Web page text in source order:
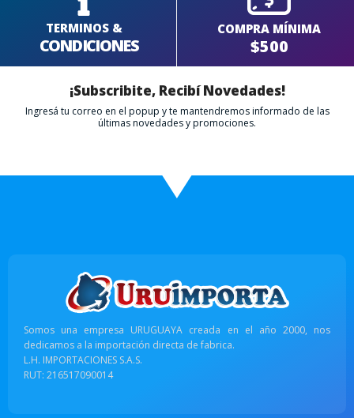
TERMINOS &
CONDICIONES
COMPRA MÍNIMA
$500
¡Subscribite, Recibí Novedades!
Ingresá tu correo en el popup y te mantendremos informado de las
últimas novedades y promociones.
Somos una empresa URUGUAYA creada en el año 2000, nos
dedicamos a la importación directa de fabrica.
L.H. IMPORTACIONES S.A.S.
RUT: 216517090014